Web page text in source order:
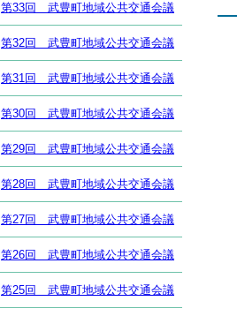
第33回 武豊町地域公共交通会議
第32回 武豊町地域公共交通会議
第31回 武豊町地域公共交通会議
第30回 武豊町地域公共交通会議
第29回 武豊町地域公共交通会議
第28回 武豊町地域公共交通会議
第27回 武豊町地域公共交通会議
第26回 武豊町地域公共交通会議
第25回 武豊町地域公共交通会議